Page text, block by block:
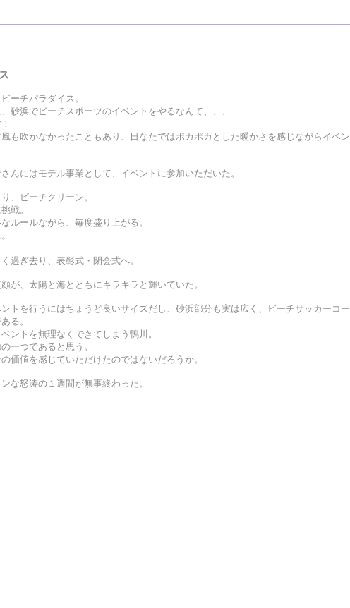
ーチパラダイス。
砂浜でビーチスポーツのイベントをやるなんて、、、
も吹かなかったこともあり、日なたではポカポカとした暖かさを感じながらイベン
んにはモデル事業として、イベントに参加いただいた。
、ビーチクリーン。
戦。
ルールながら、毎度盛り上がる。
過ぎ去り、表彰式・閉会式へ。
が、太陽と海とともにキラキラと輝いていた。
トを行うにはちょうど良いサイズだし、砂浜部分も実は広く、ビーチサッカーコー
る。
ントを無理なくできてしまう鴨川。
一つであると思う。
価値を感じていただけたのではないだろうか。
な怒涛の１週間が無事終わった。